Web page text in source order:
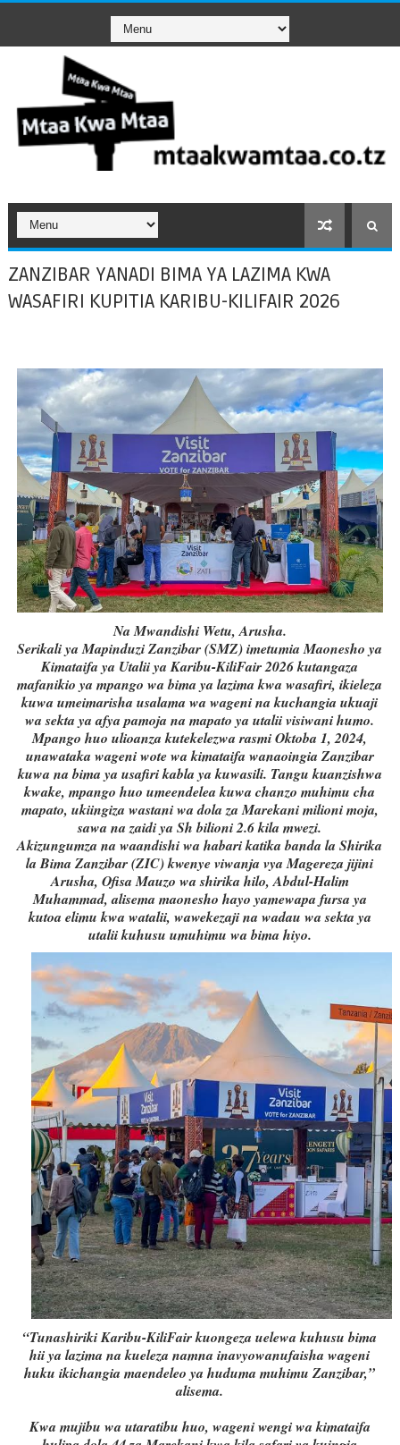
ZANZIBAR YANADI BIMA YA LAZIMA KWA
WASAFIRI KUPITIA KARIBU-KILIFAIR 2026
Na Mwandishi Wetu, Arusha.
Serikali ya Mapinduzi Zanzibar (SMZ) imetumia Maonesho ya
Kimataifa ya Utalii ya Karibu-KiliFair 2026 kutangaza
mafanikio ya mpango wa bima ya lazima kwa wasafiri, ikieleza
kuwa umeimarisha usalama wa wageni na kuchangia ukuaji
wa sekta ya afya pamoja na mapato ya utalii visiwani humo.
Mpango huo ulioanza kutekelezwa rasmi Oktoba 1, 2024,
unawataka wageni wote wa kimataifa wanaoingia Zanzibar
kuwa na bima ya usafiri kabla ya kuwasili. Tangu kuanzishwa
kwake, mpango huo umeendelea kuwa chanzo muhimu cha
mapato, ukiingiza wastani wa dola za Marekani milioni moja,
sawa na zaidi ya Sh bilioni 2.6 kila mwezi.
Akizungumza na waandishi wa habari katika banda la Shirika
la Bima Zanzibar (ZIC) kwenye viwanja vya Magereza jijini
Arusha, Ofisa Mauzo wa shirika hilo, Abdul-Halim
Muhammad, alisema maonesho hayo yamewapa fursa ya
kutoa elimu kwa watalii, wawekezaji na wadau wa sekta ya
utalii kuhusu umuhimu wa bima hiyo.
“Tunashiriki Karibu-KiliFair kuongeza uelewa kuhusu bima
hii ya lazima na kueleza namna inavyowanufaisha wageni
huku ikichangia maendeleo ya huduma muhimu Zanzibar,”
alisema.
Kwa mujibu wa utaratibu huo, wageni wengi wa kimataifa